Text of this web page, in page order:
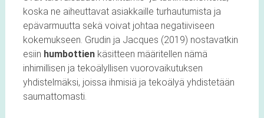
koska ne aiheuttavat asiakkaille turhautumista ja
epävarmuutta sekä voivat johtaa negatiiviseen
kokemukseen. Grudin ja Jacques (2019) nostavatkin
esiin humbottienkäsitteen määritellen nämä
inhimillisen ja tekoälyllisen vuorovaikutuksen
yhdistelmäksi, joissa ihmisiä ja tekoälyä yhdistetään
saumattomasti.